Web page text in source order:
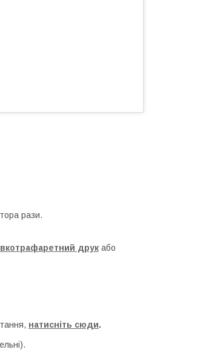
рази.
друк або
натисніть сюди.